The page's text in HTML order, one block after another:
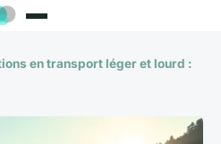
en transport léger et lourd :